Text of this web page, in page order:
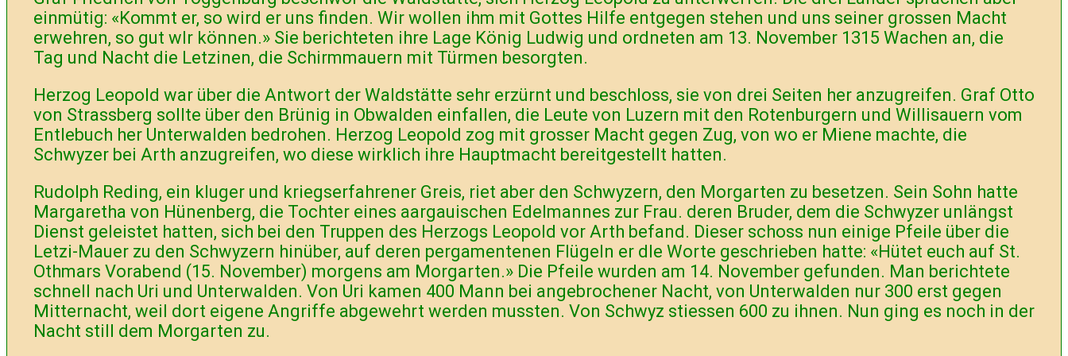
einmütig: «Kommt er, so wird er uns finden. Wir wollen ihm mit Gottes Hilfe entgegen stehen und uns seiner grossen Macht
erwehren, so gut wlr können.» Sie berichteten ihre Lage König Ludwig und ordneten am 13. November 1315 Wachen an, die
Tag und Nacht die Letzinen, die Schirmmauern mit Türmen besorgten.
Herzog Leopold war über die Antwort der Waldstätte sehr erzürnt und beschloss, sie von drei Seiten her anzugreifen. Graf Otto
von Strassberg sollte über den Brünig in Obwalden einfallen, die Leute von Luzern mit den Rotenburgern und Willisauern vom
Entlebuch her Unterwalden bedrohen. Herzog Leopold zog mit grosser Macht gegen Zug, von wo er Miene machte, die
Schwyzer bei Arth anzugreifen, wo diese wirklich ihre Hauptmacht bereitgestellt hatten.
Rudolph Reding, ein kluger und kriegserfahrener Greis, riet aber den Schwyzern, den Morgarten zu besetzen. Sein Sohn hatte
Margaretha von Hünenberg, die Tochter eines aargauischen Edelmannes zur Frau. deren Bruder, dem die Schwyzer unlängst
Dienst geleistet hatten, sich bei den Truppen des Herzogs Leopold vor Arth befand. Dieser schoss nun einige Pfeile über die
Letzi-Mauer zu den Schwyzern hinüber, auf deren pergamentenen Flügeln er dle Worte geschrieben hatte: «Hütet euch auf St.
Othmars Vorabend (15. November) morgens am Morgarten.» Die Pfeile wurden am 14. November gefunden. Man berichtete
schnell nach Uri und Unterwalden. Von Uri kamen 400 Mann bei angebrochener Nacht, von Unterwalden nur 300 erst gegen
Mitternacht, weil dort eigene Angriffe abgewehrt werden mussten. Von Schwyz stiessen 600 zu ihnen. Nun ging es noch in der
Nacht still dem Morgarten zu.